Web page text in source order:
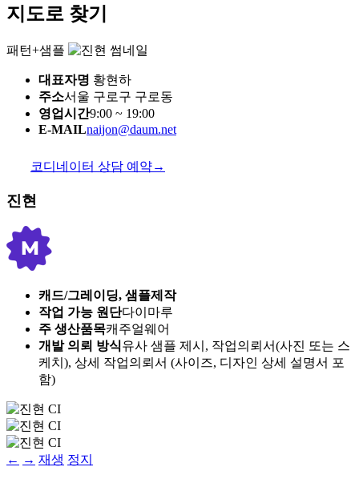
지도로 찾기
패턴+샘플
대표자명 황현하
주소서울 구로구 구로동
영업시간9:00 ~ 19:00
E-MAILnaijon@daum.net
코디네이터 상담 예약→
진현
캐드/그레이딩, 샘플제작
작업 가능 원단다이마루
주 생산품목캐주얼웨어
개발 의뢰 방식유사 샘플 제시, 작업의뢰서(사진 또는 스
케치), 상세 작업의뢰서 (사이즈, 디자인 상세 설명서 포
함)
← → 재생 정지